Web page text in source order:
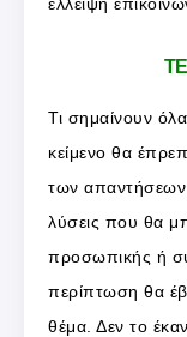
Τι σημαίνουν όλα
κείμενο θα
των
λύσεις που θα
προσωπικής ή
περίπτωση θα
θέμα. Δεν το